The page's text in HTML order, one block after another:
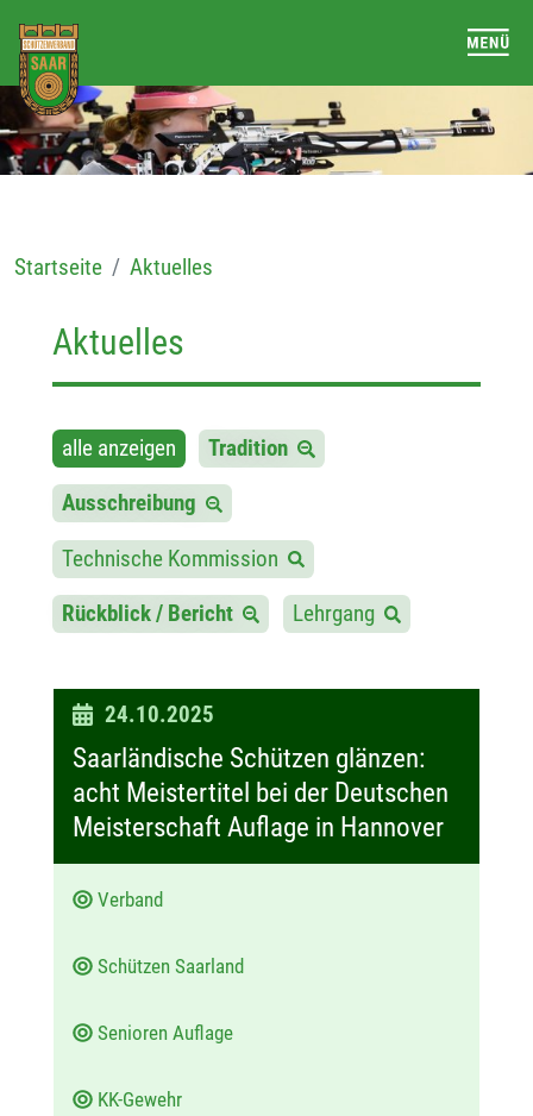
Startseite Aktuelles
Aktuelles
alle anzeigen Tradition
Ausschreibung
Technische Kommission
Rückblick / Bericht Lehrgang
D
a
t
u
24.10.2025
Saarländische Schützen glänzen:
acht Meistertitel bei der Deutschen
Meisterschaft Auflage in Hannover
Verband
Schützen Saarland
Senioren Auflage
KK-Gewehr